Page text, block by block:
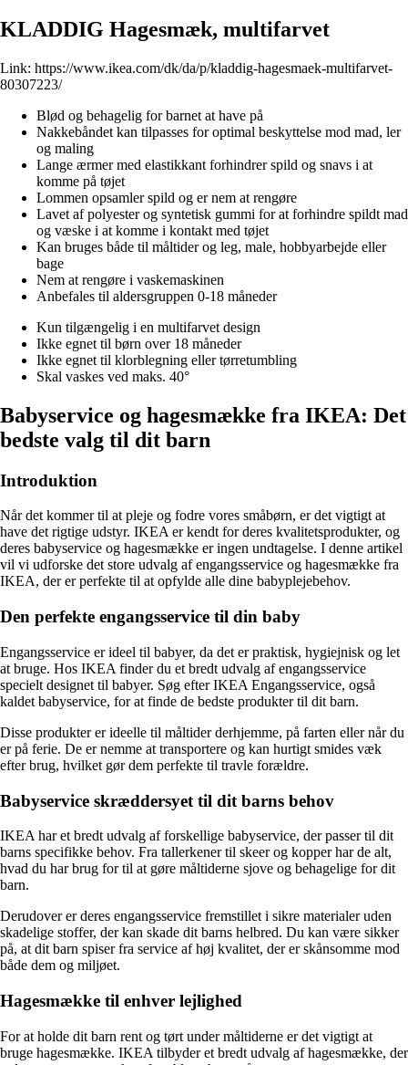
KLADDIG Hagesmæk, multifarvet
Link: https://www.ikea.com/dk/da/p/kladdig-hagesmaek-multifarvet-
80307223/
Blød og behagelig for barnet at have på
Nakkebåndet kan tilpasses for optimal beskyttelse mod mad, ler
og maling
Lange ærmer med elastikkant forhindrer spild og snavs i at
komme på tøjet
Lommen opsamler spild og er nem at rengøre
Lavet af polyester og syntetisk gummi for at forhindre spildt mad
og væske i at komme i kontakt med tøjet
Kan bruges både til måltider og leg, male, hobbyarbejde eller
bage
Nem at rengøre i vaskemaskinen
Anbefales til aldersgruppen 0-18 måneder
Kun tilgængelig i en multifarvet design
Ikke egnet til børn over 18 måneder
Ikke egnet til klorblegning eller tørretumbling
Skal vaskes ved maks. 40°
Babyservice og hagesmække fra IKEA: Det
bedste valg til dit barn
Introduktion
Når det kommer til at pleje og fodre vores småbørn, er det vigtigt at
have det rigtige udstyr. IKEA er kendt for deres kvalitetsprodukter, og
deres babyservice og hagesmække er ingen undtagelse. I denne artikel
vil vi udforske det store udvalg af engangsservice og hagesmække fra
IKEA, der er perfekte til at opfylde alle dine babyplejebehov.
Den perfekte engangsservice til din baby
Engangsservice er ideel til babyer, da det er praktisk, hygiejnisk og let
at bruge. Hos IKEA finder du et bredt udvalg af engangsservice
specielt designet til babyer. Søg efter IKEA Engangsservice, også
kaldet babyservice, for at finde de bedste produkter til dit barn.
Disse produkter er ideelle til måltider derhjemme, på farten eller når du
er på ferie. De er nemme at transportere og kan hurtigt smides væk
efter brug, hvilket gør dem perfekte til travle forældre.
Babyservice skræddersyet til dit barns behov
IKEA har et bredt udvalg af forskellige babyservice, der passer til dit
barns specifikke behov. Fra tallerkener til skeer og kopper har de alt,
hvad du har brug for til at gøre måltiderne sjove og behagelige for dit
barn.
Derudover er deres engangsservice fremstillet i sikre materialer uden
skadelige stoffer, der kan skade dit barns helbred. Du kan være sikker
på, at dit barn spiser fra service af høj kvalitet, der er skånsomme mod
både dem og miljøet.
Hagesmække til enhver lejlighed
For at holde dit barn rent og tørt under måltiderne er det vigtigt at
bruge hagesmække. IKEA tilbyder et bredt udvalg af hagesmække, der